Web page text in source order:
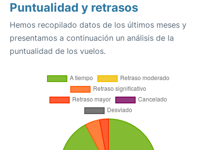
Puntualidad y retrasos
Hemos recopilado datos de los últimos meses y
presentamos a continuación un análisis de la
puntualidad de los vuelos.